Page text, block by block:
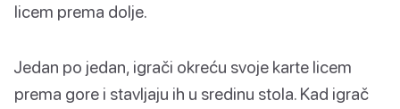
licem prema dolje.
Jedan po jedan, igrači okreću svoje karte licem
prema gore i stavljaju ih u sredinu stola. Kad igrač